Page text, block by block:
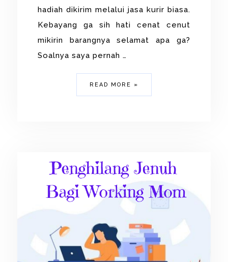
hadiah dikirim melalui jasa kurir biasa.
Kebayang ga sih hati cenat cenut
mikirin barangnya selamat apa ga?
Soalnya saya pernah …
READ MORE »